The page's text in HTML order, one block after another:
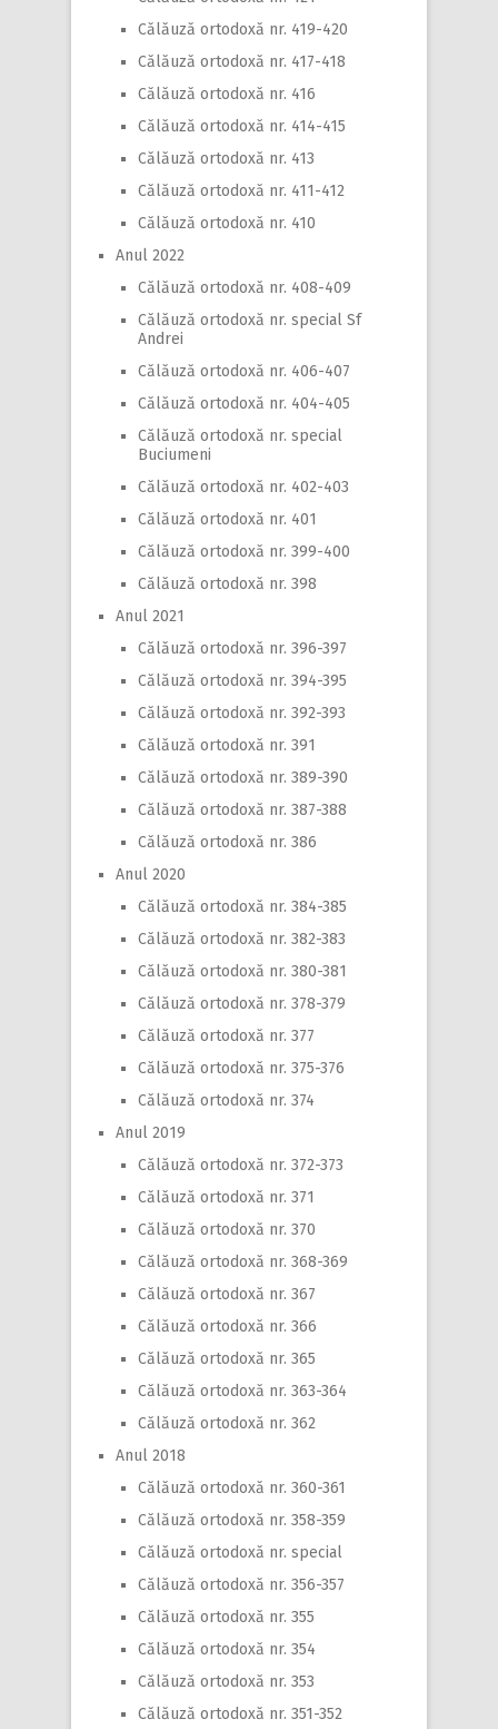
Călăuză ortodoxă nr. 419-420
Călăuză ortodoxă nr. 417-418
Călăuză ortodoxă nr. 416
Călăuză ortodoxă nr. 414-415
Călăuză ortodoxă nr. 413
Călăuză ortodoxă nr. 411-412
Călăuză ortodoxă nr. 410
Anul 2022
Călăuză ortodoxă nr. 408-409
Călăuză ortodoxă nr. special Sf
Andrei
Călăuză ortodoxă nr. 406-407
Călăuză ortodoxă nr. 404-405
Călăuză ortodoxă nr. special
Buciumeni
Călăuză ortodoxă nr. 402-403
Călăuză ortodoxă nr. 401
Călăuză ortodoxă nr. 399-400
Călăuză ortodoxă nr. 398
Anul 2021
Călăuză ortodoxă nr. 396-397
Călăuză ortodoxă nr. 394-395
Călăuză ortodoxă nr. 392-393
Călăuză ortodoxă nr. 391
Călăuză ortodoxă nr. 389-390
Călăuză ortodoxă nr. 387-388
Călăuză ortodoxă nr. 386
Anul 2020
Călăuză ortodoxă nr. 384-385
Călăuză ortodoxă nr. 382-383
Călăuză ortodoxă nr. 380-381
Călăuză ortodoxă nr. 378-379
Călăuză ortodoxă nr. 377
Călăuză ortodoxă nr. 375-376
Călăuză ortodoxă nr. 374
Anul 2019
Călăuză ortodoxă nr. 372-373
Călăuză ortodoxă nr. 371
Călăuză ortodoxă nr. 370
Călăuză ortodoxă nr. 368-369
Călăuză ortodoxă nr. 367
Călăuză ortodoxă nr. 366
Călăuză ortodoxă nr. 365
Călăuză ortodoxă nr. 363-364
Călăuză ortodoxă nr. 362
Anul 2018
Călăuză ortodoxă nr. 360-361
Călăuză ortodoxă nr. 358-359
Călăuză ortodoxă nr. special
Călăuză ortodoxă nr. 356-357
Călăuză ortodoxă nr. 355
Călăuză ortodoxă nr. 354
Călăuză ortodoxă nr. 353
Călăuză ortodoxă nr. 351-352